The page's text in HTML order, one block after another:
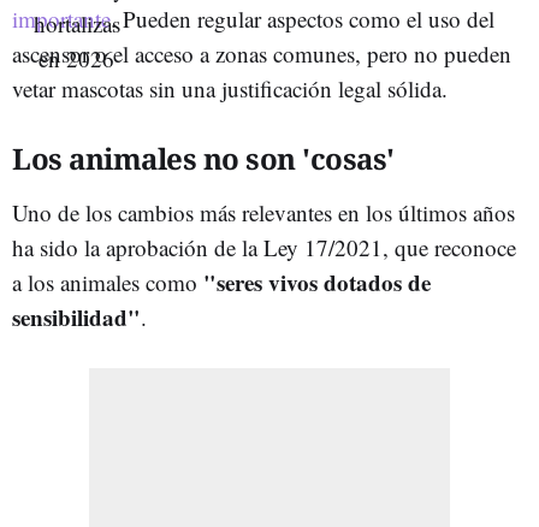
importante. Pueden regular aspectos como el uso del
ascensor o el acceso a zonas comunes, pero no pueden
vetar mascotas sin una justificación legal sólida.
Los animales no son 'cosas'
Uno de los cambios más relevantes en los últimos años
ha sido la aprobación de la Ley 17/2021, que reconoce
a los animales como "seres vivos dotados de
sensibilidad".